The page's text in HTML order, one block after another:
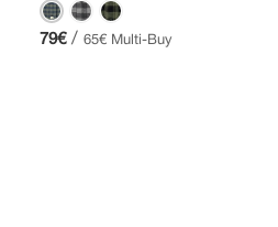
79€ / 65€ Multi-Buy